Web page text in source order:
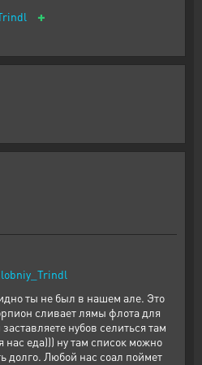
+
ты не был в нашем але. Это
сливает лямы флота для
нубов селиться там
нас еда))) ну там список можно
долго. Любой нас соал поймет